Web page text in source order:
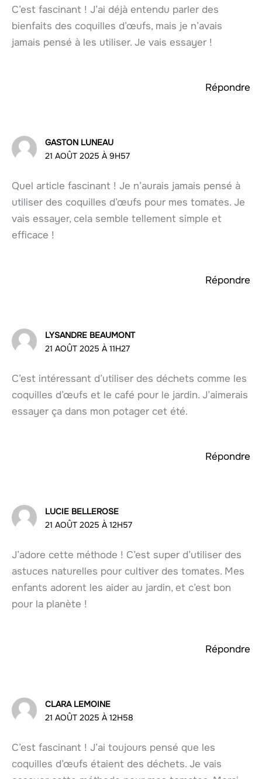
C’est fascinant ! J’ai déjà entendu parler des
bienfaits des coquilles d’œufs, mais je n’avais
jamais pensé à les utiliser. Je vais essayer !
Répondre
GASTON LUNEAU
21 AOÛT 2025 À 9H57
Quel article fascinant ! Je n’aurais jamais pensé à
utiliser des coquilles d’œufs pour mes tomates. Je
vais essayer, cela semble tellement simple et
efficace !
Répondre
LYSANDRE BEAUMONT
21 AOÛT 2025 À 11H27
C’est intéressant d’utiliser des déchets comme les
coquilles d’œufs et le café pour le jardin. J’aimerais
essayer ça dans mon potager cet été.
Répondre
LUCIE BELLEROSE
21 AOÛT 2025 À 12H57
J’adore cette méthode ! C’est super d’utiliser des
astuces naturelles pour cultiver des tomates. Mes
enfants adorent les aider au jardin, et c’est bon
pour la planète !
Répondre
CLARA LEMOINE
21 AOÛT 2025 À 12H58
C’est fascinant ! J’ai toujours pensé que les
coquilles d’œufs étaient des déchets. Je vais